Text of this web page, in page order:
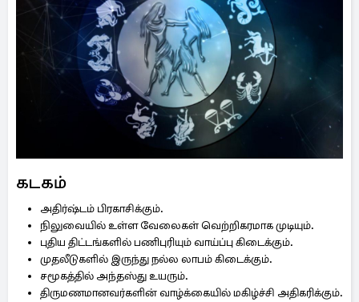
கடகம்
அதிர்ஷ்டம் பிரகாசிக்கும்.
நிலுவையில் உள்ள வேலைகள் வெற்றிகரமாக முடியும்.
புதிய திட்டங்களில் பணிபுரியும் வாய்ப்பு கிடைக்கும்.
முதலீடுகளில் இருந்து நல்ல லாபம் கிடைக்கும்.
சமூகத்தில் அந்தஸ்து உயரும்.
திருமணமானவர்களின் வாழ்க்கையில் மகிழ்ச்சி அதிகரிக்கும்.